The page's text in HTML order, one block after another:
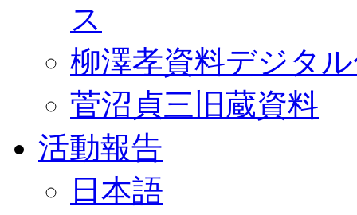
ス
柳澤孝資料デジタ
菅沼貞三旧蔵資料
活動報告
日本語